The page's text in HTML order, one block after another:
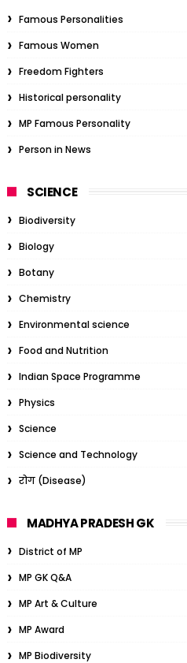
Famous Personalities
Famous Women
Freedom Fighters
Historical personality
MP Famous Personality
Person in News
SCIENCE
Biodiversity
Biology
Botany
Chemistry
Environmental science
Food and Nutrition
Indian Space Programme
Physics
Science
Science and Technology
रोग (Disease)
MADHYA PRADESH GK
District of MP
MP GK Q&A
MP Art & Culture
MP Award
MP Biodiversity